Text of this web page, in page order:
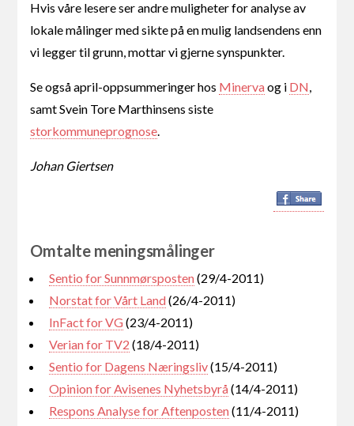
Hvis våre lesere ser andre muligheter for analyse av
lokale målinger med sikte på en mulig landsendens enn
vi legger til grunn, mottar vi gjerne synspunkter.
Se også april-oppsummeringer hos Minervaog i DN,
samt Svein Tore Marthinsens siste
storkommuneprognose.
Johan Giertsen
Omtalte meningsmålinger
Sentio for Sunnmørsposten(29/4-2011)
Norstat for Vårt Land(26/4-2011)
InFact for VG(23/4-2011)
Verian for TV2 (18/4-2011)
Sentio for Dagens Næringsliv(15/4-2011)
Opinion for Avisenes Nyhetsbyrå(14/4-2011)
Respons Analyse for Aftenposten(11/4-2011)